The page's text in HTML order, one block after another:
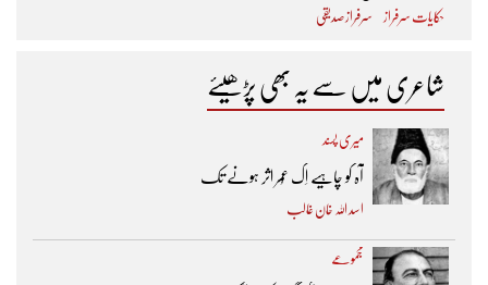
حکایات سرفراز سرفراز صدیقی
شاعری میں سے یہ بھی پڑھیئے
میری پسند
آہ کو چاہیے اِک عُمر اثر ہونے تک ​
اسد اللہ خان غالب
مجموعے